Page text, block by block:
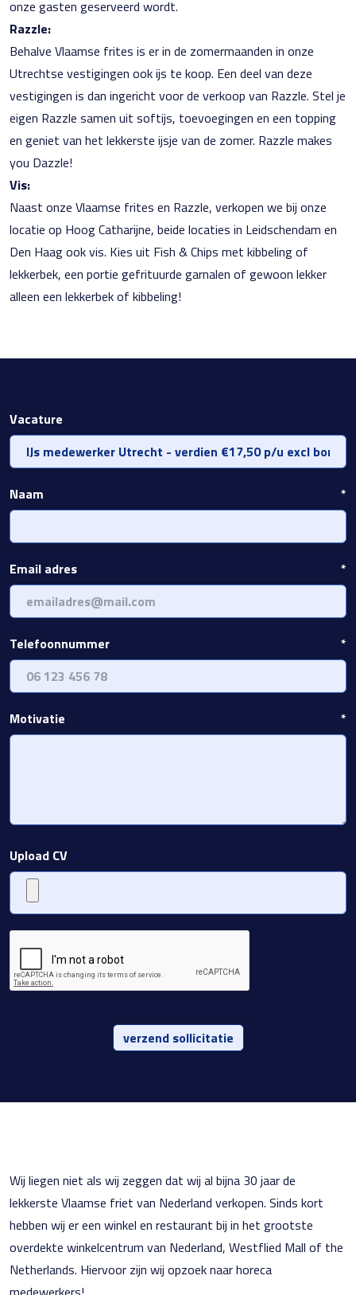
onze gasten geserveerd wordt.
Razzle:
Behalve Vlaamse frites is er in de zomermaanden in onze
Utrechtse vestigingen ook ijs te koop. Een deel van deze
vestigingen is dan ingericht voor de verkoop van Razzle. Stel je
eigen Razzle samen uit softijs, toevoegingen en een topping
en geniet van het lekkerste ijsje van de zomer. Razzle makes
you Dazzle!
Vis:
Naast onze Vlaamse frites en Razzle, verkopen we bij onze
locatie op Hoog Catharijne, beide locaties in Leidschendam en
Den Haag ook vis. Kies uit Fish & Chips met kibbeling of
lekkerbek, een portie gefrituurde garnalen of gewoon lekker
alleen een lekkerbek of kibbeling!
Vacature
Naam *
Email adres *
Telefoonnummer *
Motivatie *
Upload CV
verzend sollicitatie
Wij liegen niet als wij zeggen dat wij al bijna 30 jaar de
lekkerste Vlaamse friet van Nederland verkopen. Sinds kort
hebben wij er een winkel en restaurant bij in het grootste
overdekte winkelcentrum van Nederland, Westflied Mall of the
Netherlands. Hiervoor zijn wij opzoek naar horeca